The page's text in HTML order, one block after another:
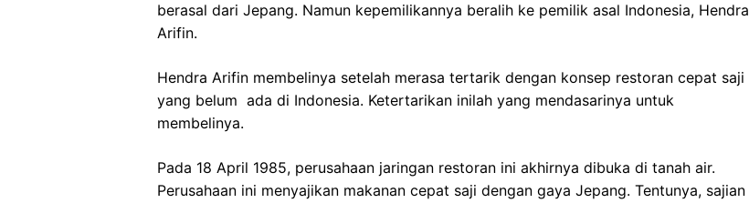
berasal dari Jepang. Namun kepemilikannya beralih ke pemilik asal Indonesia, Hendra
Arifin.
Hendra Arifin membelinya setelah merasa tertarik dengan konsep restoran cepat saji
yang belum ada di Indonesia. Ketertarikan inilah yang mendasarinya untuk
membelinya.
Pada 18 April 1985, perusahaan jaringan restoran ini akhirnya dibuka di tanah air.
Perusahaan ini menyajikan makanan cepat saji dengan gaya Jepang. Tentunya, sajian